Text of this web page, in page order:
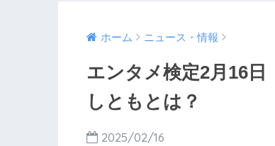
ホーム ニュース・情報
エンタメ検定2月16
しともとは？
2025/02/16